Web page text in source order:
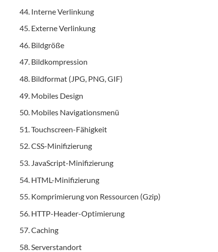
Interne Verlinkung
Externe Verlinkung
Bildgröße
Bildkompression
Bildformat (JPG, PNG, GIF)
Mobiles Design
Mobiles Navigationsmenü
Touchscreen-Fähigkeit
CSS-Minifizierung
JavaScript-Minifizierung
HTML-Minifizierung
Komprimierung von Ressourcen (Gzip)
HTTP-Header-Optimierung
Caching
Serverstandort